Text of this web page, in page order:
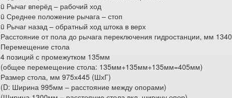
ü Рычаг вперёд – рабочий ход
ü Среднее положение рычага – стоп
ü Рычаг назад – обратный ход штока в верх
Расстояние от пола до рычага переключения гидростанции, мм 1340
Перемещение стола
4 позиций с промежутком 135мм
(общее перемещение стола: 135мм+135мм+135мм=405мм)
Размер стола, мм 975х445 (ШхГ)
(D: Ширина 995мм – расстояние между опорами)